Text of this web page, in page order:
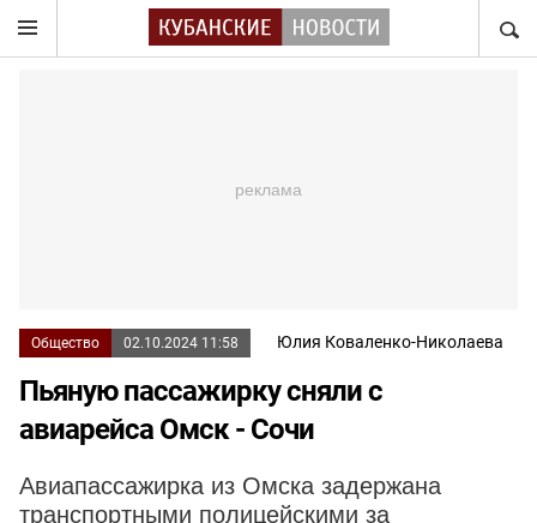
Общество 02.10.2024 11:58 Юлия Коваленко-Николаева
Пьяную пассажирку сняли с
авиарейса Омск - Сочи
Авиапассажирка из Омска задержана
транспортными полицейскими за